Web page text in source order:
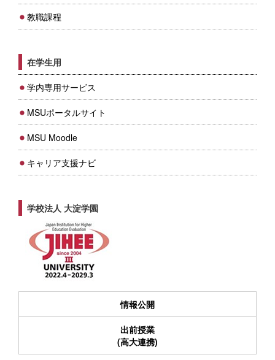
教職課程
在学生用
学内専用サービス
MSUポータルサイト
MSU Moodle
キャリア支援ナビ
学校法人 大淀学園
情報公開
出前授業
(高大連携)